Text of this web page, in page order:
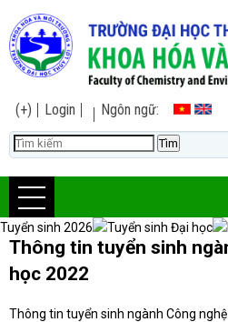
(+) Login Ngôn ngữ:
Tuyển sinh 2026 Tuyển sinh Đại học
Thông tin tuyển sinh
học 2022
Thông tin tuyển sinh ngành Công